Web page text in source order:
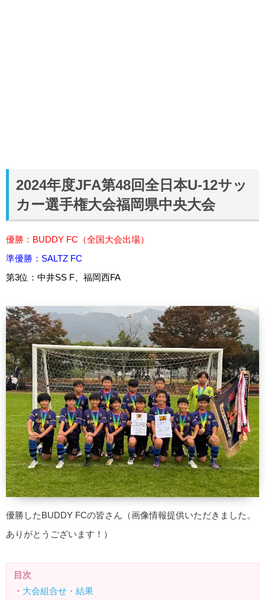
2024年度JFA第48回全日本U-12サッ
カー選手権大会福岡県中央大会
優勝：BUDDY FC（全国大会出場）
準優勝：SALTZ FC
第3位：中井SS F、福岡西FA
優勝したBUDDY FCの皆さん（画像情報提供いただきました。
ありがとうございます！）
目次
・ 大会組合せ・結果